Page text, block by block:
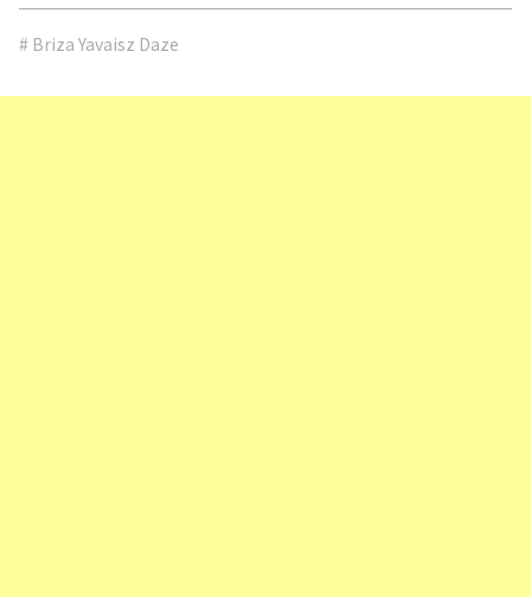
# Briza Yavaisz Daze